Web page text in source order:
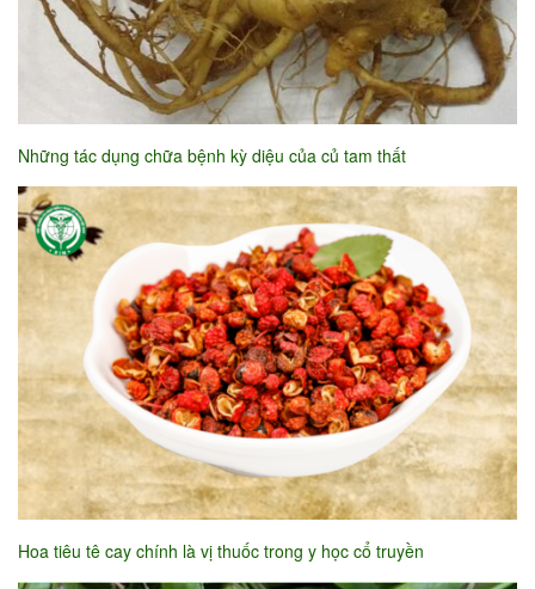
Những tác dụng chữa bệnh kỳ diệu của củ tam thất
Hoa tiêu tê cay chính là vị thuốc trong y học cổ truyền